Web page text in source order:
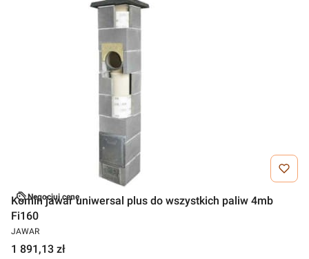
Negocjuj cenę
Komin jawar uniwersal plus do wszystkich paliw 4mb
Fi160
JAWAR
1 891,13 zł